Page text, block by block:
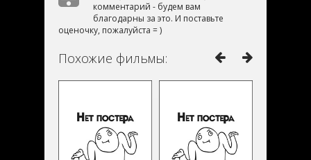
комментарий - будем вам
благодарны за это. И поставьте
оценочку, пожалуйста = )
Похожие фильмы: